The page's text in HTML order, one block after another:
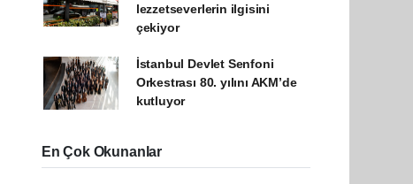
lezzetseverlerin ilgisini
çekiyor
İstanbul Devlet Senfoni
Orkestrası 80. yılını AKM’de
kutluyor
En Çok Okunanlar